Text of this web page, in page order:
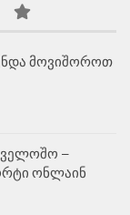
მოვიშოროთ
–
ონლაინ